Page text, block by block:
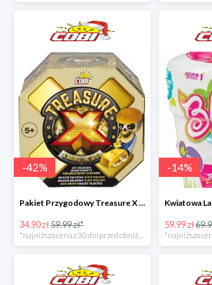
-42%
Pakiet Przygodowy Treasure X w super cenie
34.90 zł59.99 zł*
-14%
59.99 zł